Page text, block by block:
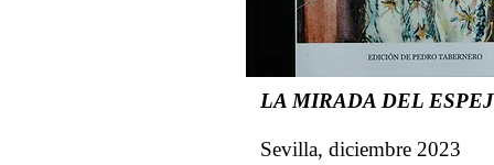
LA MIRADA DEL
Sevilla, diciembre 2023